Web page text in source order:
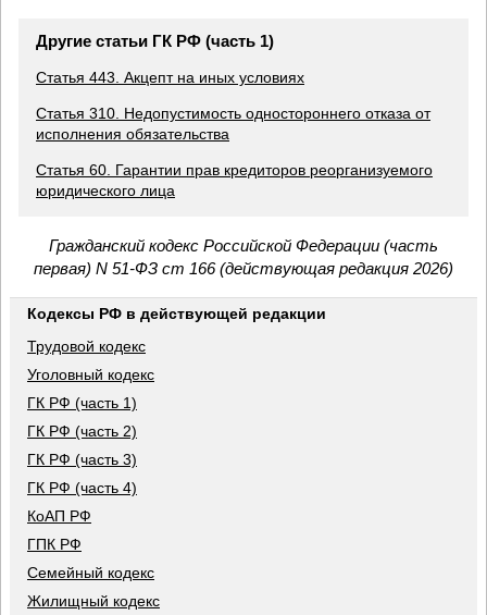
Другие статьи ГК РФ (часть 1)
Статья 443. Акцепт на иных условиях
Статья 310. Недопустимость одностороннего отказа от
исполнения обязательства
Статья 60. Гарантии прав кредиторов реорганизуемого
юридического лица
Гражданский кодекс Российской Федерации (часть
первая) N 51-ФЗ ст 166 (действующая редакция 2026)
Кодексы РФ в действующей редакции
Трудовой кодекс
Уголовный кодекс
ГК РФ (часть 1)
ГК РФ (часть 2)
ГК РФ (часть 3)
ГК РФ (часть 4)
КоАП РФ
ГПК РФ
Семейный кодекс
Жилищный кодекс